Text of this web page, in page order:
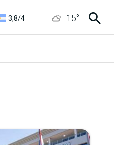
3,8/4
15°